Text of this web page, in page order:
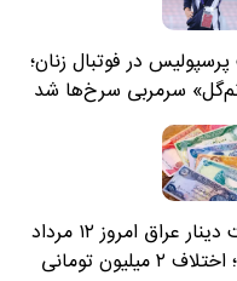
در فوتبال زنان؛
سرمربی سرخ‌ها شد
قیمت دینار عراق امروز ۱۲ مرداد
۱۴۰۵؛ اختلاف ۲ میلیون تومانی